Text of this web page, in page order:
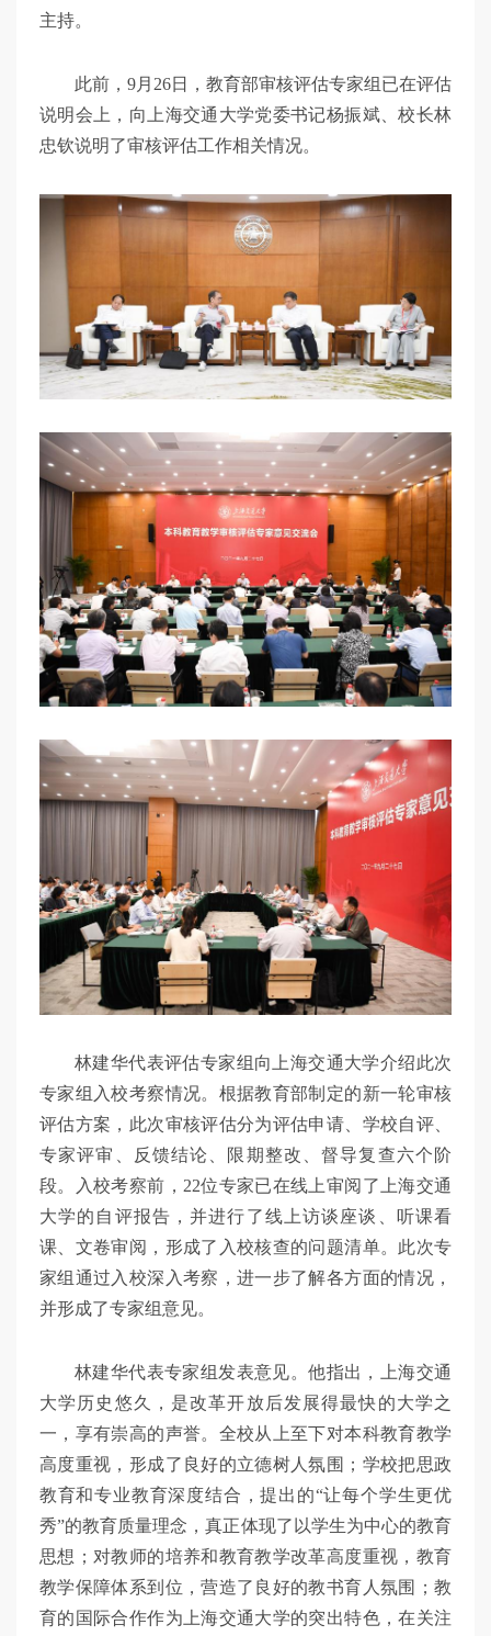
主持。
此前，9月26日，教育部审核评估专家组已在评估
说明会上，向上海交通大学党委书记杨振斌、校长林
忠钦说明了审核评估工作相关情况。
林建华代表评估专家组向上海交通大学介绍此次
专家组入校考察情况。根据教育部制定的新一轮审核
评估方案，此次审核评估分为评估申请、学校自评、
专家评审、反馈结论、限期整改、督导复查六个阶
段。入校考察前，22位专家已在线上审阅了上海交通
大学的自评报告，并进行了线上访谈座谈、听课看
课、文卷审阅，形成了入校核查的问题清单。此次专
家组通过入校深入考察，进一步了解各方面的情况，
并形成了专家组意见。
林建华代表专家组发表意见。他指出，上海交通
大学历史悠久，是改革开放后发展得最快的大学之
一，享有崇高的声誉。全校从上至下对本科教育教学
高度重视，形成了良好的立德树人氛围；学校把思政
教育和专业教育深度结合，提出的“让每个学生更优
秀”的教育质量理念，真正体现了以学生为中心的教育
思想；对教师的培养和教育教学改革高度重视，教育
教学保障体系到位，营造了良好的教书育人氛围；教
育的国际合作作为上海交通大学的突出特色，在关注